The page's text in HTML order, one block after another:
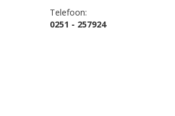
Telefoon:
0251 - 257924